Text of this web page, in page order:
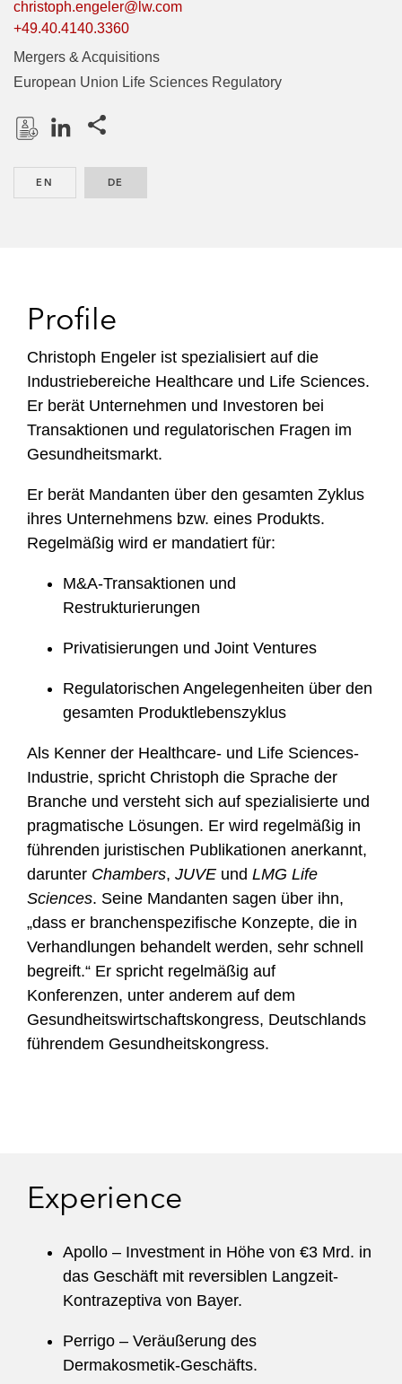
christoph.engeler@lw.com
+49.40.4140.3360
Mergers & Acquisitions
European Union Life Sciences Regulatory
w
i
n
P
r
o
l
e
EN DE
Profile
Christoph Engeler ist spezialisiert auf die
Industriebereiche Healthcare und Life Sciences.
Er berät Unternehmen und Investoren bei
Transaktionen und regulatorischen Fragen im
Gesundheitsmarkt.
Er berät Mandanten über den gesamten Zyklus
ihres Unternehmens bzw. eines Produkts.
Regelmäßig wird er mandatiert für:
M&A-Transaktionen und
Restrukturierungen
Privatisierungen und Joint Ventures
Regulatorischen Angelegenheiten über den
gesamten Produktlebenszyklus
Als Kenner der Healthcare- und Life Sciences-
Industrie, spricht Christoph die Sprache der
Branche und versteht sich auf spezialisierte und
pragmatische Lösungen. Er wird regelmäßig in
führenden juristischen Publikationen anerkannt,
darunter Chambers, JUVE und LMG Life
Sciences. Seine Mandanten sagen über ihn,
„dass er branchenspezifische Konzepte, die in
Verhandlungen behandelt werden, sehr schnell
begreift.“ Er spricht regelmäßig auf
Konferenzen, unter anderem auf dem
Gesundheitswirtschaftskongress, Deutschlands
führendem Gesundheitskongress.
Experience
Apollo – Investment in Höhe von €3 Mrd. in
das Geschäft mit reversiblen Langzeit-
Kontrazeptiva von Bayer.
Perrigo – Veräußerung des
Dermakosmetik-Geschäfts.